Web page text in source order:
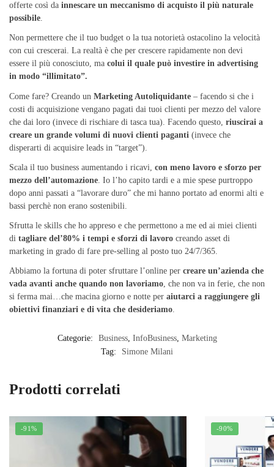
offerte così da innescare un meccanismo di acquisto il più naturale
possibile.
Non permettere che il tuo budget o la tua notorietà ostacolino la velocità
con cui crescerai. La realtà è che per crescere rapidamente non devi
essere il più conosciuto, ma colui il quale può investire in advertising
in modo “illimitato”.
Come fare? Creando un Marketing Autoliquidante – facendo si che i
costi di acquisizione vengano pagati dai tuoi clienti per mezzo del valore
che dai loro (invece di rischiare di tasca tua). Facendo questo, riuscirai a
creare un grande volumi di nuovi clienti paganti (invece che
disperarti di acquisire leads in “target”).
Scala il tuo business aumentando i ricavi, con meno lavoro e sforzo per
mezzo dell’automazione . Io l’ho capito tardi e a mie spese purtroppo
dopo anni passati a “lavorare duro” che mi hanno portato ad enormi alti e
bassi perchè non erano sostenibili.
Sfrutta le skills che ho appreso e che permettono a me ed ai miei clienti
di tagliare del’80% i tempi e sforzi di lavoro creando asset di
marketing in grado di fare pre-selling al posto tuo 24/7/365.
Abbiamo la fortuna di poter sfruttare l’online per creare un’azienda che
vada avanti anche quando non lavoriamo, che non va in ferie, che non
si ferma mai…che macina giorno e notte per aiutarci a raggiungere gli
obiettivi finanziari e di vita che desideriamo.
Categorie: Business, InfoBusiness, Marketing
Tag:
Simone Milani
Prodotti correlati
-91% -90%